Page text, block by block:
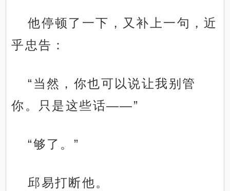
他停顿了一下，又补上一句，近
乎忠告：
“当然，你也可以说让我别管
你。只是这些话——”
“够了。”
邱易打断他。